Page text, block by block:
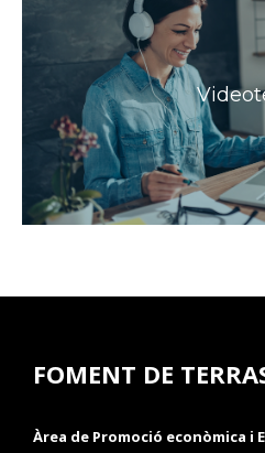
FOMENT DE
Àrea de Promoció econòmica i